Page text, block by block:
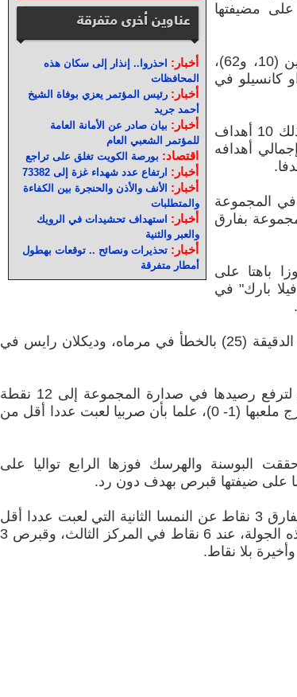
عناوين أخرى متفرقة
أخبار: احذروا.. إنذار إلى سكان هذه
المحافظات
أخبار:رئيس المؤتمر يعزي بوفاة الشيخ
أحمد جريد
أخبار: بيان صادر عن الأمانة العامة
للمؤتمر الشعبي العام
اقتصاد: بورصة الكويت تغلق على تراجع
أخبار: ارتفاع عدد شهداء غزة إلى 73382
أخبار: الأنف والأذن والحنجرة بين الكفاءة
والمتطلبات
أخبار: استهداف تحشيدات في الرويك
والعبر والثنية
أخبار:تحذيرات ونصائح .. توقعات بهطول
أمطار متفرقة
على مضيفتها
وسجل أهداف البرتغال جواو فيليكس في الدقيقتين (10، و62)،
الدقيقتين (21، و46)، وجواو كانسيلو في
ورفع رونالدو رصيده إلى 140 هدفا دوليا، بما في ذلك 10 أهداف
إجمالي أهدافه
في المجموعة
بفارق
باهتا على
بارك" في
وسجل الهدفين كريستيان جارسيا لاعب اندروا في الدقيقة (25) بالخطأ في مرماه، وديكلان رايس في
والفوز هو الرابع تواليا لإنجلترا في هذه التصفيات، لترفع رصيدها في صدارة المجموعة إلى 12 نقطة
مقابل 7 نقاط لوصيفتها صربيا الفائزة على لاتفيا خارج ملعبها (1- 0)، علما بأن صربيا لعبت عددا أقل من
البوسنة والهرسك فوزها الرابع تواليا على
ورفعت البوسنة والهرسك رصيدها إلى 12 نقطة وبفارق 3 نقاط عن النمسا الثانية التي لعبت عددا أقل
من المباريات، فيما ظل رصيد رومانيا الغائبة عن هذه الجولة، عند 6 نقاط في المركز الثالث، وقبرص 3
بلا نقاط.